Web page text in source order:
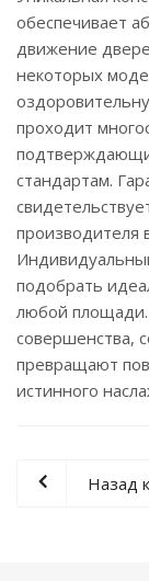
обеспечивает
движение
некоторых
проходит
стандартам.
производителя
подобрать
любой
совершенства,
превращают
истинного
Назад